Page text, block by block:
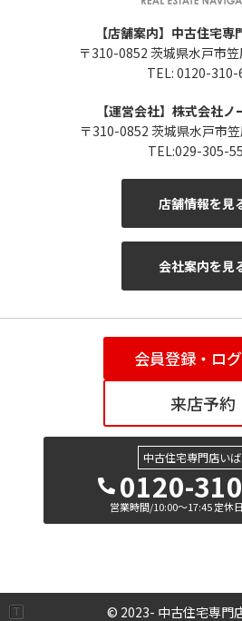
【店舗案内】中古住宅専
〒310-0852 茨城県水戸市
TEL: 0120-310-
【運営会社】株式会社
〒310-0852 茨城県水戸市
TEL:029-305-
店舗情報を見
会社案内を見
会員登録・ロ
来店予約
中古住宅専門店い
0120-
営業時間/10:00～17:45 定休
© 2023- 中古住宅専門